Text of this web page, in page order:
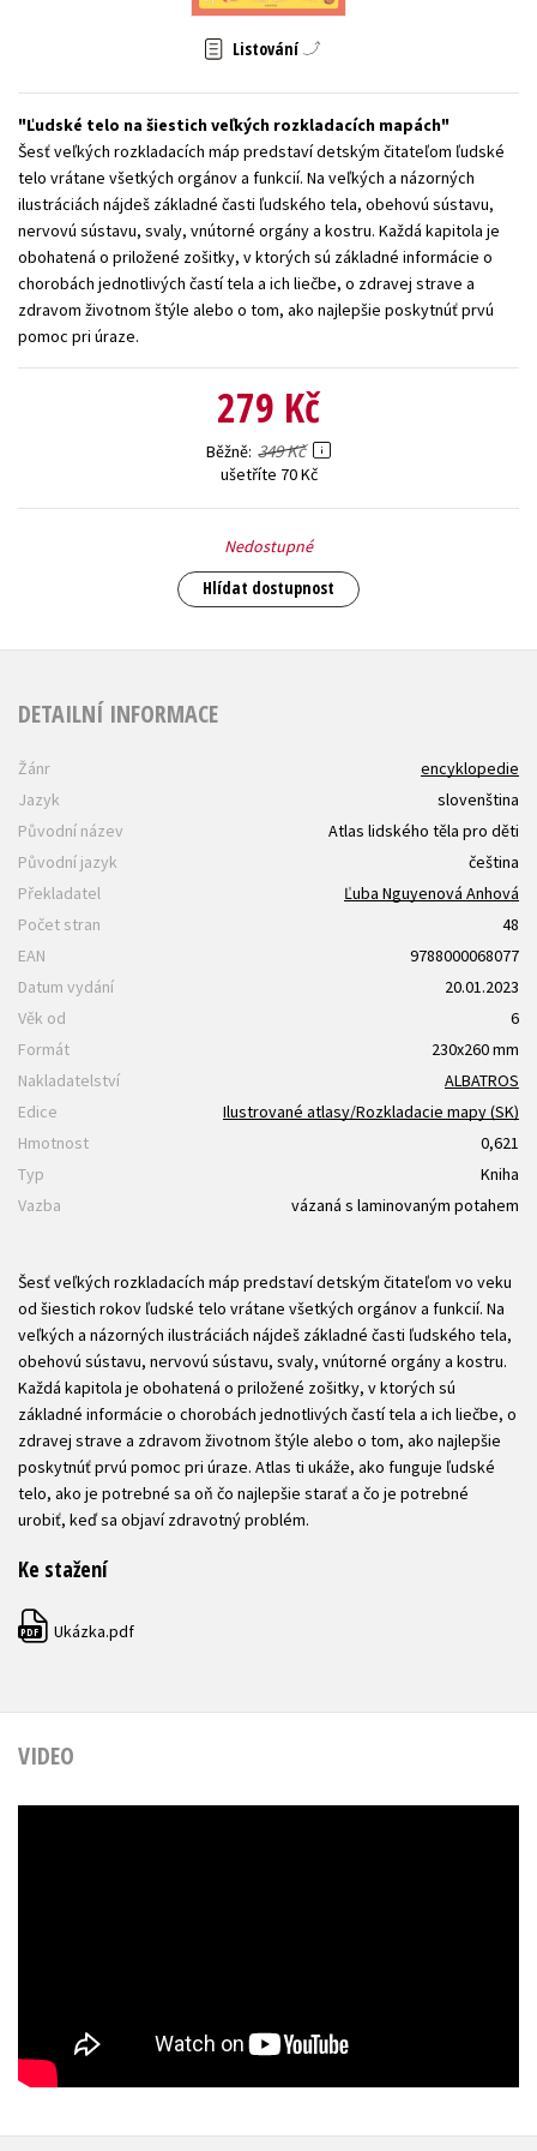
Zahraniční literatura
Všechny tituly
Listování
Ľudské telo na šiestich veľkých rozkladacích mapách
Šesť veľkých rozkladacích máp predstaví detským čitateľom ľudské
telo vrátane všetkých orgánov a funkcií. Na veľkých a názorných
ilustráciách nájdeš základné časti ľudského tela, obehovú sústavu,
nervovú sústavu, svaly, vnútorné orgány a kostru. Každá kapitola je
obohatená o priložené zošitky, v ktorých sú základné informácie o
chorobách jednotlivých častí tela a ich liečbe, o zdravej strave a
zdravom životnom štýle alebo o tom, ako najlepšie poskytnúť prvú
pomoc pri úraze.
279 Kč
Běžně 349 Kč
ušetříte 70 Kč
Nedostupné
Hlídat dostupnost
DETAILNÍ INFORMACE
Žánr
encyklopedie
Jazyk
slovenština
Původní název
Atlas lidského těla pro děti
Původní jazyk
čeština
Překladatel
Ľuba Nguyenová Anhová
Počet stran
48
EAN
9788000068077
Datum vydání
20.01.2023
Věk od
6
Formát
230x260 mm
Nakladatelství
ALBATROS
Edice
Ilustrované atlasy/Rozkladacie mapy (SK)
Hmotnost
0,621
Typ
Kniha
Vazba
vázaná s laminovaným potahem
Šesť veľkých rozkladacích máp predstaví detským čitateľom vo veku
od šiestich rokov ľudské telo vrátane všetkých orgánov a funkcií. Na
veľkých a názorných ilustráciách nájdeš základné časti ľudského tela,
obehovú sústavu, nervovú sústavu, svaly, vnútorné orgány a kostru.
Každá kapitola je obohatená o priložené zošitky, v ktorých sú
základné informácie o chorobách jednotlivých častí tela a ich liečbe, o
zdravej strave a zdravom životnom štýle alebo o tom, ako najlepšie
poskytnúť prvú pomoc pri úraze. Atlas ti ukáže, ako funguje ľudské
telo, ako je potrebné sa oň čo najlepšie starať a čo je potrebné
urobiť, keď sa objaví zdravotný problém.
Ke stažení
PDF Ukázka.pdf
VIDEO